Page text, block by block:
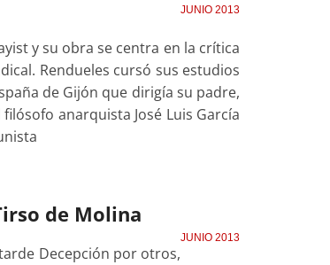
JUNIO 2013
y su obra se centra en la crítica
Rendueles cursó sus estudios
de Gijón que dirigía su padre,
anarquista José Luis García
de Molina
JUNIO 2013
Decepción por otros,